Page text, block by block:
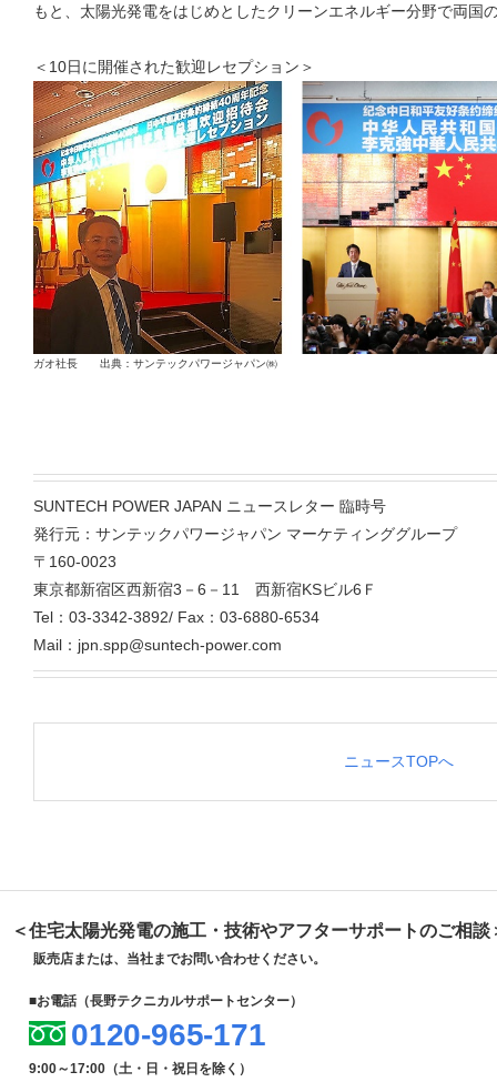
もと、太陽光発電をはじめとしたクリーンエネルギー分野で両国
＜10日に開催された歓迎レセプション＞
ガオ社長 出典：サンテックパワージャパン㈱ 出典
SUNTECH POWER JAPAN ニュースレター 臨時号
発行元：サンテックパワージャパン マーケティンググループ
〒160-0023
東京都新宿区西新宿3－6－11 西新宿KSビル6Ｆ
Tel：03-3342-3892/ Fax：03-6880-6534
Mail：jpn.spp@suntech-power.com
ニュースTOPへ
＜住宅太陽光発電の施工・技術やアフターサポートのご相談
販売店または、当社までお問い合わせください。
■お電話（長野テクニカルサポートセンター）
0120-965-171
9:00～17:00（土・日・祝日を除く）